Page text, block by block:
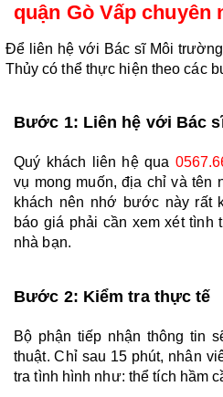
quận Gò Vấp chuyên
liên hệ với Bác sĩ Môi trường
Thủy có thể thực hiện theo các
Bước 1: Liên hệ với Bác
Quý khách liên hệ qua
vụ mong muốn, địa chỉ và tên
khách nên nhớ bước này rất
báo giá phải cần xem xét tình
nhà bạn.
Bước 2: Kiểm tra thực tế
Bộ phận tiếp nhận thông tin
thuật. Chỉ sau 15 phút, nhân
tra tình hình như: thể tích hầm